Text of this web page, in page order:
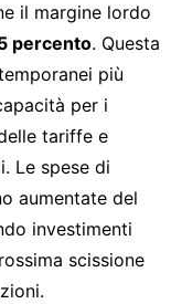
il margine lordo
percento. Questa
più
per i
tariffe e
Le spese di
aumentate del
investimenti
scissione